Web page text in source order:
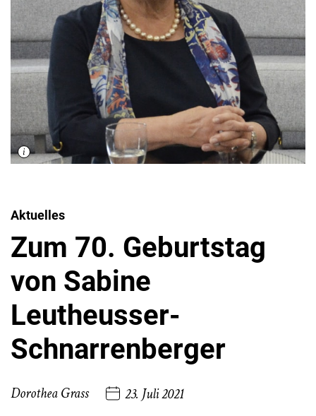
Aktuelles
Zum 70. Geburtstag
von Sabine
Leutheusser-
Schnarrenberger
Dorothea Grass 23. Juli 2021